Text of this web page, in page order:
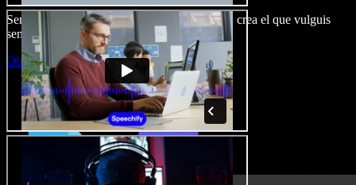
Sense corba d’aprenentatge, tot al navegador: crea el que vulguis
sense els límits de sempre.
Obre l'Studio